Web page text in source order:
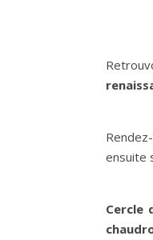
ensuite
Cercle